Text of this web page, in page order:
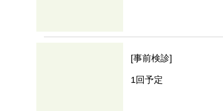
[事前検診]
1回予定